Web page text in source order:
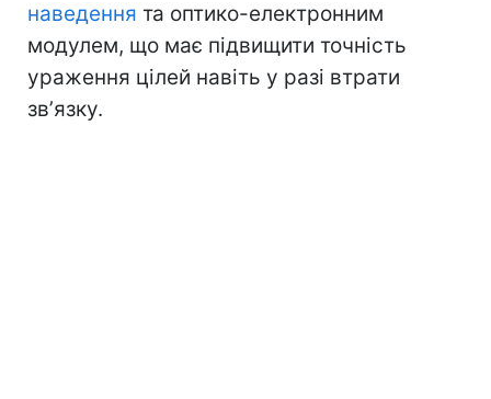
наведення та оптико-електронним
модулем, що має підвищити точність
ураження цілей навіть у разі втрати
звʼязку.